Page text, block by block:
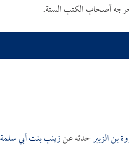
أصحاب الكتب الستة.
بن الزبيرحدثه عنزينب بنت أبي سلمة